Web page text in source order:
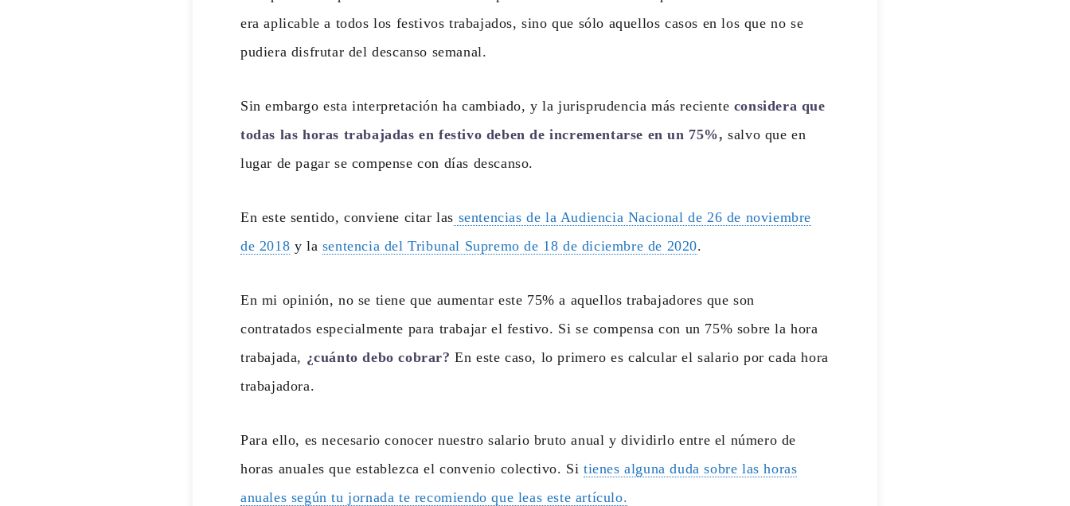
era aplicable a todos los festivos trabajados, sino que sólo aquellos casos en los que no se
pudiera disfrutar del descanso semanal.
Sin embargo esta interpretación ha cambiado, y la jurisprudencia más reciente considera que
todas las horas trabajadas en festivo deben de incrementarse en un 75%, salvo que en
lugar de pagar se compense con días descanso.
En este sentido, conviene citar las sentencias de la Audiencia Nacional de 26 de noviembre
de 2018 y la sentencia del Tribunal Supremo de 18 de diciembre de 2020.
En mi opinión, no se tiene que aumentar este 75% a aquellos trabajadores que son
contratados especialmente para trabajar el festivo. Si se compensa con un 75% sobre la hora
trabajada, ¿cuánto debo cobrar? En este caso, lo primero es calcular el salario por cada hora
trabajadora.
Para ello, es necesario conocer nuestro salario bruto anual y dividirlo entre el número de
horas anuales que establezca el convenio colectivo. Sitienes alguna duda sobre las horas
anuales según tu jornada te recomiendo que leas este artículo.